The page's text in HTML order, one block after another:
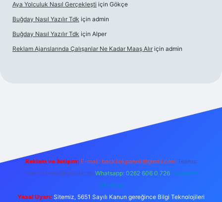
Aya Yolculuk Nasıl Gerçekleşti için Gökçe
Buğday Nasıl Yazılır Tdk için admin
Buğday Nasıl Yazılır Tdk için Alper
Reklam Ajanslarında Çalışanlar Ne Kadar Maaş Alır için admin
Reklam ve İletişim: E-mail: backlinkpaneli@gmail.com Teams:
forumhizmeti@gmail.com Whatsapp: 0262 606 0 726 Telegram:
@karabul
Yasal Uyarı: Sitemiz, 5651 Sayılı Kanun gereğince Bilgi Teknolojileri